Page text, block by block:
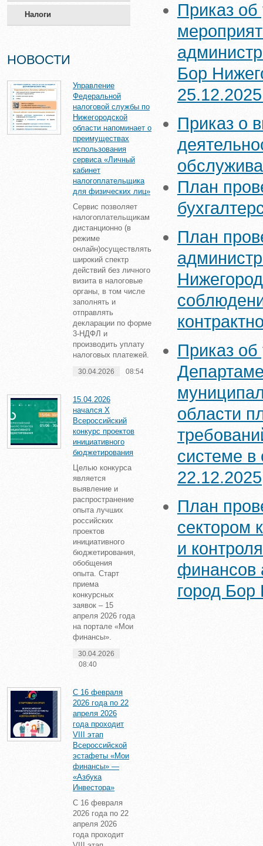
Налоги
НОВОСТИ
Управление
Федеральной
налоговой службы по
Нижегородской
области напоминает о
преимуществах
использования
сервиса «Личный
кабинет
налогоплательщика
для физических лиц»
Сервис позволяет
налогоплательщикам
дистанционно (в
режиме
онлайн)осуществлять
широкий спектр
действий без личного
визита в налоговые
органы, в том числе
заполнять и
отправлять
декларации по форме
3-НДФЛ и
производить уплату
налоговых платежей.
30.04.2026 08:54
15.04.2026
начался X
Всероссийский
конкурс проектов
инициативного
бюджетирования
Целью конкурса
является
выявление и
распространение
опыта лучших
российских
проектов
инициативного
бюджетирования,
обобщения
опыта. Старт
приема
конкурсных
заявок – 15
апреля 2026 года
на портале «Мои
финансы».
30.04.2026
08:40
С 16 февраля
2026 года по 22
апреля 2026
года проходит
VIII этап
Всероссийской
эстафеты «Мои
финансы» —
«Азбука
Инвестора»
С 16 февраля
2026 года по 22
апреля 2026
года проходит
Приказ об
Бор
Приказ о
План
План
Приказ
области
системе
22.12.2025
План
сектором
и
финансов
город Бор